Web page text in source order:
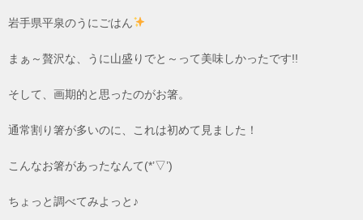
岩手県平泉のうにごはん
まぁ～贅沢な、うに山盛りでと～って美味しかったです!!
そして、画期的と思ったのがお箸。
通常割り箸が多いのに、これは初めて見ました！
こんなお箸があったなんて(*’▽’)
ちょっと調べてみよっと♪